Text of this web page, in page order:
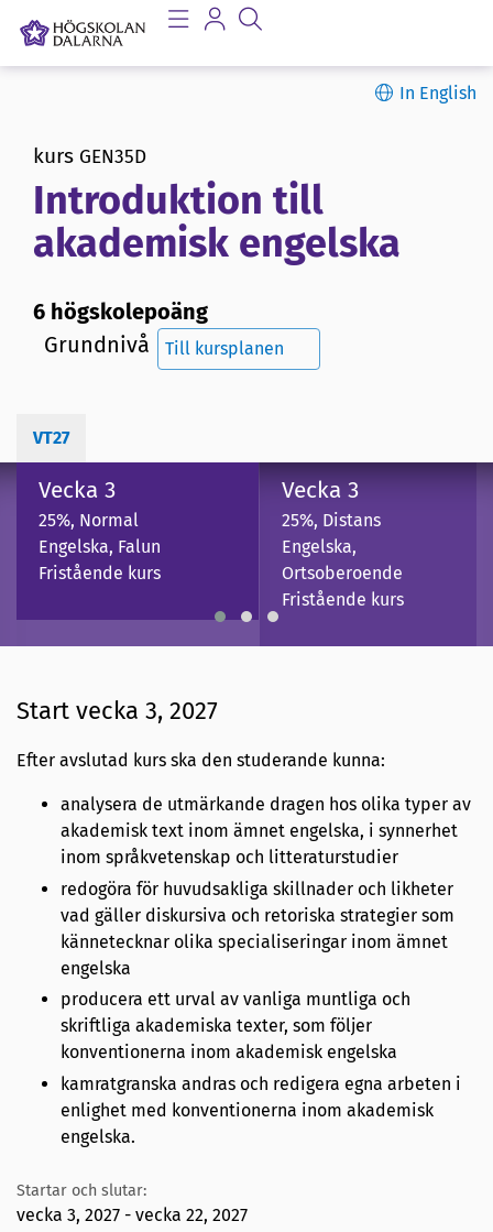
In English
kurs GEN35D
Introduktion till
akademisk engelska
6 högskolepoäng
Grundnivå
Till kursplanen
VT27
Vecka 3
25%, Normal
Engelska, Falun
Fristående kurs
Vecka 3
25%, Distans
Engelska,
Ortsoberoende
Fristående kurs
Start vecka 3, 2027
Efter avslutad kurs ska den studerande kunna:
analysera de utmärkande dragen hos olika typer av
akademisk text inom ämnet engelska, i synnerhet
inom språkvetenskap och litteraturstudier
redogöra för huvudsakliga skillnader och likheter
vad gäller diskursiva och retoriska strategier som
kännetecknar olika specialiseringar inom ämnet
engelska
producera ett urval av vanliga muntliga och
skriftliga akademiska texter, som följer
konventionerna inom akademisk engelska
kamratgranska andras och redigera egna arbeten i
enlighet med konventionerna inom akademisk
engelska.
Startar och slutar:
vecka 3, 2027 - vecka 22, 2027